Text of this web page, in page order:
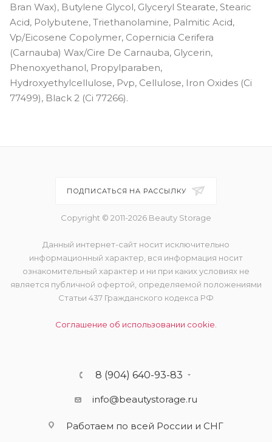
Bran Wax), Butylene Glycol, Glyceryl Stearate, Stearic
Acid, Polybutene, Triethanolamine, Palmitic Acid,
Vp/Eicosene Copolymer, Copernicia Cerifera
(Carnauba) Wax/Cire De Carnauba, Glycerin,
Phenoxyethanol, Propylparaben,
Hydroxyethylcellulose, Pvp, Cellulose, Iron Oxides (Ci
77499), Black 2 (Ci 77266).
ПОДПИСАТЬСЯ НА РАССЫЛКУ
Copyright © 2011-2026 Beauty Storage
Данный интернет-сайт носит исключительно
информационный характер, вся информация носит
ознакомительный характер и ни при каких условиях не
является публичной офертой, определяемой положениями
Статьи 437 Гражданского кодекса РФ
Соглашение об использовании cookie.
8 (904) 640-93-83
info@beautystorage.ru
Работаем по всей России и СНГ